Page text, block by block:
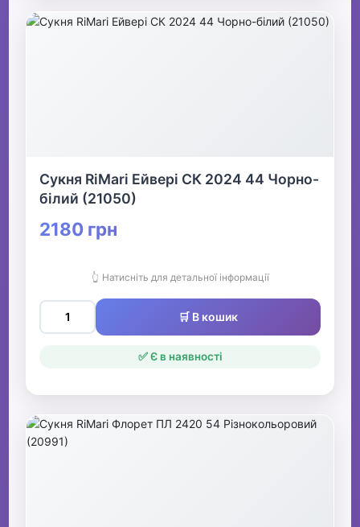
Сукня RiMari Ейвері СК 2024 44 Чорно-
білий (21050)
2180 грн
👆 Натисніть для детальної інформації
🛒 В кошик
✅ Є в наявності